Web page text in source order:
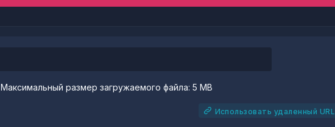
Максимальный размер загружаемого файла: 5 MB
Использовать удаленный URL